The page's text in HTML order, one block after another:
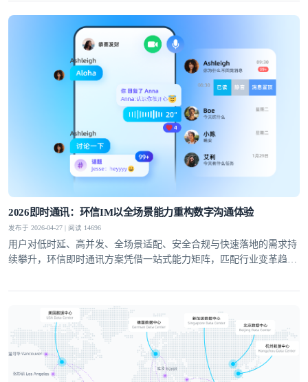
2026即时通讯：环信IM以全场景能力重构数字沟通体验
发布于 2026-04-27 | 阅读 14696
用户对低时延、高并发、全场景适配、安全合规与快速落地的需求持
续攀升，环信即时通讯方案凭借一站式能力矩阵，匹配行业变革趋
座。
我已阅读并同意通讯云服务条款
提交
不了，谢谢